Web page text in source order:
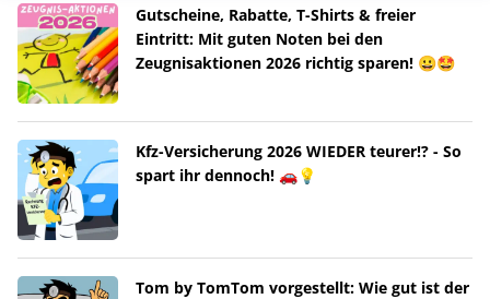
Gutscheine, Rabatte, T-Shirts & freier
Eintritt: Mit guten Noten bei den
Zeugnisaktionen 2026 richtig sparen! 😀🤩
Kfz-Versicherung 2026 WIEDER teurer!? - So
spart ihr dennoch! 🚗💡
Tom by TomTom vorgestellt: Wie gut ist der